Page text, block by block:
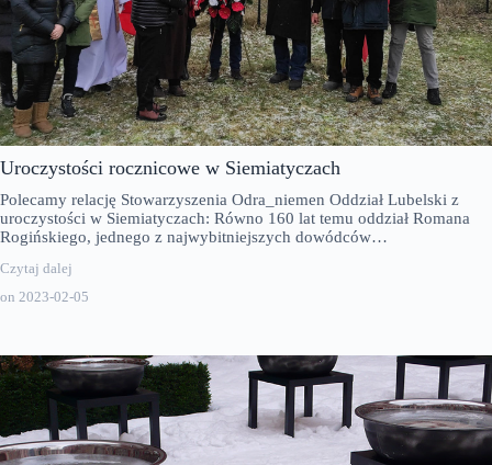
Uroczystości rocznicowe w Siemiatyczach
on 2023-02-05
Polecamy relację Stowarzyszenia Odra_niemen Oddział Lubelski z
uroczystości w Siemiatyczach: Równo 160 lat temu oddział Romana
Rogińskiego, jednego z najwybitniejszych dowódców…
Czytaj dalej